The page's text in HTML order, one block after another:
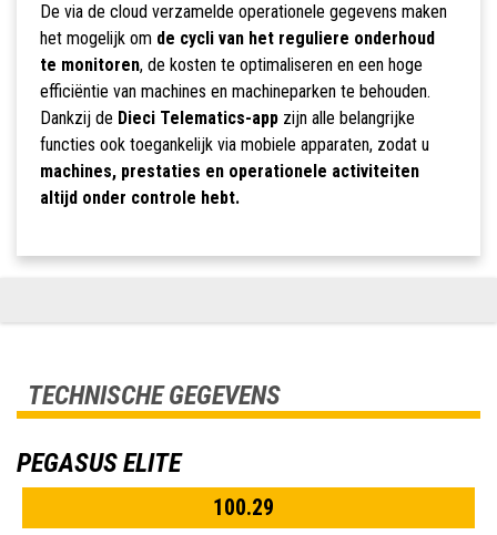
De via de cloud verzamelde operationele gegevens maken
het mogelijk om de cycli van het reguliere onderhoud
te monitoren, de kosten te optimaliseren en een hoge
efficiëntie van machines en machineparken te behouden.
Dankzij de Dieci Telematics-appzijn alle belangrijke
functies ook toegankelijk via mobiele apparaten, zodat u
machines, prestaties en operationele activiteiten
altijd onder controle hebt.
TECHNISCHE GEGEVENS
PEGASUS ELITE
100.29